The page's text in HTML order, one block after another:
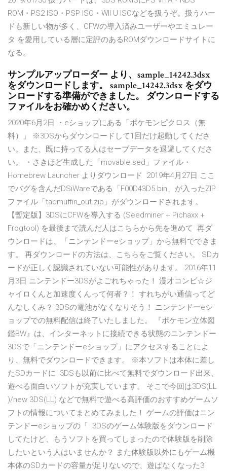
ROM・PS2 ISO・PSP ISO・WII U ISOなどを扱うぞ。扱うハー
ドも新しい物が多く、CFWの導入済みユーザーやエミュレー
タ を愛用している層に定評のあるROMダウンロードサイトに
なる。
サンプルアップローダー より、sample_14242.3dsx
をダウンロードします。 sample_14242.3dsx をダウ
ンロードする準備ができました。 ダウンロードする
ファイルをお確かめください。
2020年6月2日 ・eショップにある「ポケモンピクロス（無
料）」 ※3DSからダウンロードして1回だけ起動してくださ
い。また、既に持ってる人はセーブデータを退避してくださ
い。 ・さきほど生成した「movable.sed」ファイル・
Homebrew Launcher よりダウンロード 2019年4月27日 ここ
でバグを含んだDSiWareである「F00D43D5.bin」が入ったZIP
ファイル「tadmuffin_out.zip」がダウンロードされます。
【暫定版】3DSにCFWを導入する (Seedminer + Pichaxx +
Frogtool) を最後まで読んだ人はこちらから先を進めて 再ダ
ウンロードは、「ニンテンドーeショップ」から無料でできま
す。 再ダウンロードの方法は、こちらをご覧ください。 SDカ
ードが正しく認識されていない可能性があります。 2016年11
月3日 ニンテンドー3DSがよごれちゃった！ 漫才コンビ☆ジ
ャイロくんと加速度くんって何者？！ すれちがい通信ってど
んなしくみ？ 3DSの電池がなくなりそう！ ニンテンドーeシ
ョップでの無料配信は終了いたしました。 『ポケモン立体図
鑑BW』は、インターネットに接続できる状態のニンテンドー
3DSで「ニンテンドーeショップ」にアクセスすることによ
り、無料でダウンロードできます。 ※本ソフトは本体に差し
たSDカードに 3DSも以前に比べて無料でダウンロード出来、
遊べる面白いソフトが充実しています。 そこで今回は3DS(LL
)/new 3DS(LL) などで無料で遊べる高評価のおすすめゲームソ
フトの情報についてまとめてみました！ ゲームの評価はニン
テンドーeショップの「 3DSのゲーム体験版をダウンロード
してたけど、もうソフトを買ってしまったので体験版を削除
したいという人はいませんか？ また体験版以外にもゲーム機
本体のSDカードの容量が足りないので、遊ばなくなった3